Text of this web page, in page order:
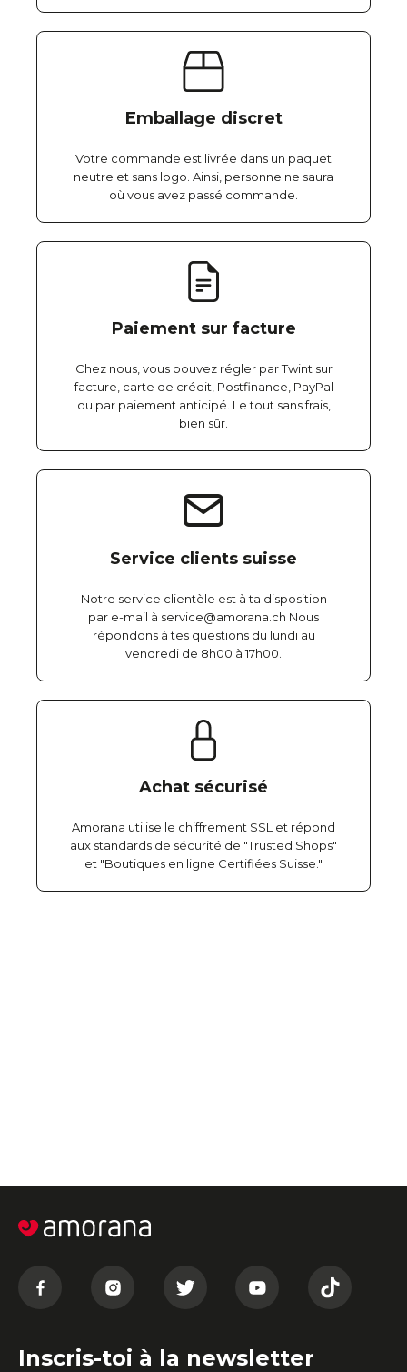
Emballage discret
Votre commande est livrée dans un paquet
neutre et sans logo. Ainsi, personne ne saura
où vous avez passé commande.
Paiement sur facture
Chez nous, vous pouvez régler par Twint sur
facture, carte de crédit, Postfinance, PayPal
ou par paiement anticipé. Le tout sans frais,
bien sûr.
Service clients suisse
Notre service clientèle est à ta disposition
par e-mail à service@amorana.ch Nous
répondons à tes questions du lundi au
vendredi de 8h00 à 17h00.
Achat sécurisé
Amorana utilise le chiffrement SSL et répond
aux standards de sécurité de "Trusted Shops"
et "Boutiques en ligne Certifiées Suisse."
Inscris-toi à la newsletter